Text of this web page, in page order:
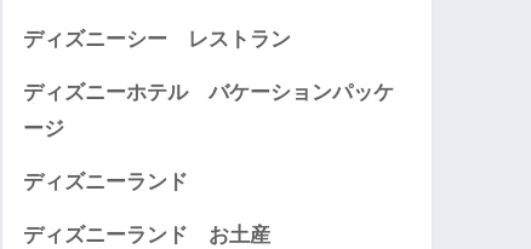
ディズニーシー レストラン
ディズニーホテル バケーションパッケ
ージ
ディズニーランド
ディズニーランド お土産